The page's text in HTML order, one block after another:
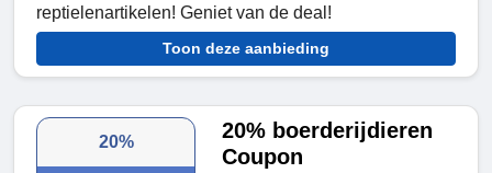
reptielenartikelen! Geniet van de deal!
Toon deze aanbieding
20%
20% boerderijdieren
Coupon